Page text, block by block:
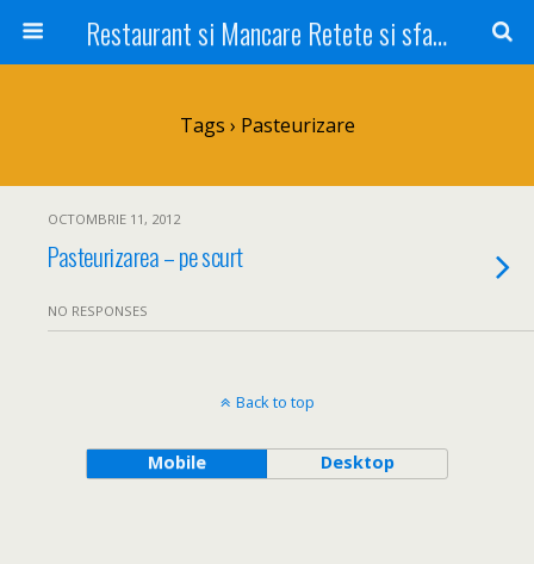
Restaurant si Mancare Retete si sfaturi Picant bun si rapid
Tags › Pasteurizare
OCTOMBRIE 11, 2012
Pasteurizarea – pe scurt
NO RESPONSES
Back to top
Mobile Desktop